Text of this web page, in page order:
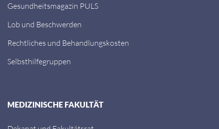
Gesundheitsmagazin PULS
Lob und Beschwerden
Rechtliches und Behandlungskosten
Selbsthilfegruppen
MEDIZINISCHE FAKULTÄT